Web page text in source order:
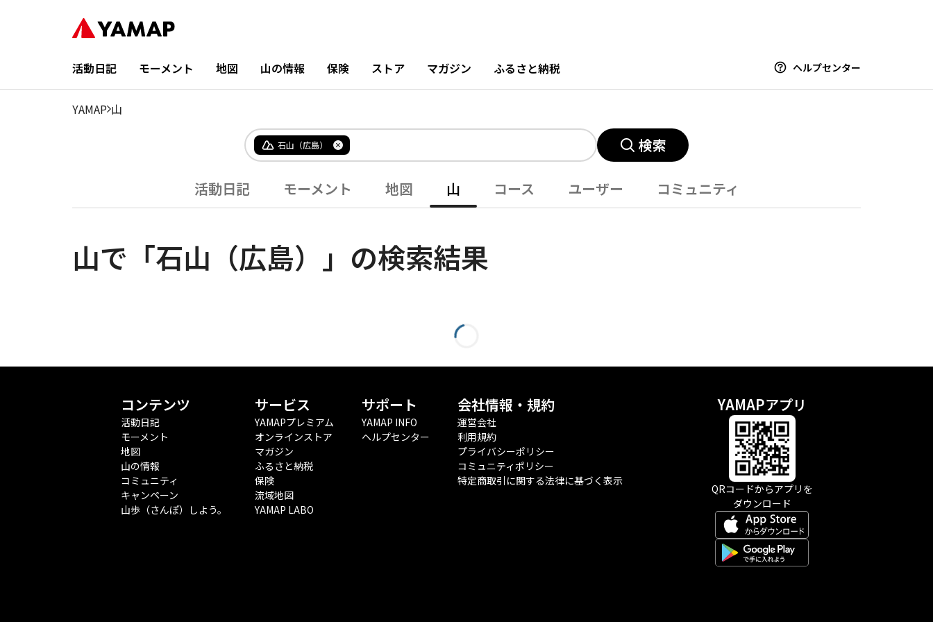
活動日記 モーメント 地図 山の情報 保険 ストア マガジン ふるさと納税 ヘルプセンター
YAMAP 山
石山（広島） 検索
活動日記 モーメント 地図 山 コース ユーザー コミュニティ
山で「石山（広島）」の検索結果
コンテンツ
活動日記
モーメント
地図
山の情報
コミュニティ
キャンペーン
山歩（さんぽ）しよう。
サービス
YAMAPプレミアム
オンラインストア
マガジン
ふるさと納税
保険
流域地図
YAMAP LABO
サポート
YAMAP INFO
ヘルプセンター
会社情報・規約
運営会社
利用規約
プライバシーポリシー
コミュニティポリシー
特定商取引に関する法律に基づく表示
YAMAPアプリ
QRコードからアプリを
ダウンロード